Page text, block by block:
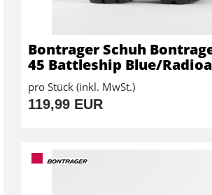
Bontrager Schuh
45 Battleship Blue/
pro Stück (inkl. MwSt.)
119,99 EUR